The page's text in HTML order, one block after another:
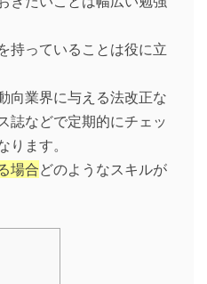
持っていることは役に立
向業界に与える法改正な
誌などで定期的にチェッ
ります。
場合どのようなスキルが